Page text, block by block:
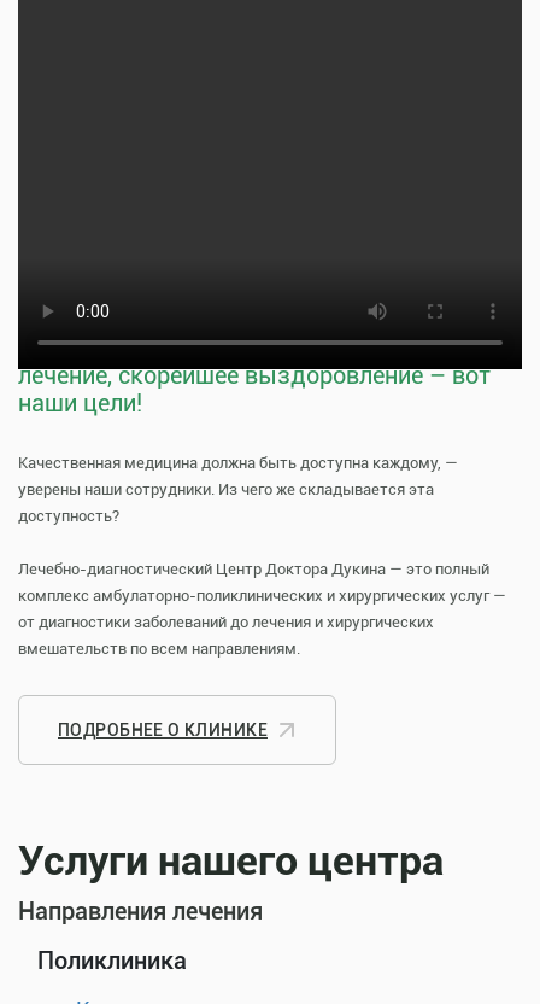
Тщательная профилактика, качественное
лечение, скорейшее выздоровление – вот
наши цели!
Качественная медицина должна быть доступна каждому, —
уверены наши сотрудники. Из чего же складывается эта
доступность?
Лечебно-диагностический Центр Доктора Дукина — это полный
комплекс амбулаторно-поликлинических и хирургических услуг —
от диагностики заболеваний до лечения и хирургических
вмешательств по всем направлениям.
ПОДРОБНЕЕ О КЛИНИКЕ
Услуги нашего центра
Направления лечения
Поликлиника